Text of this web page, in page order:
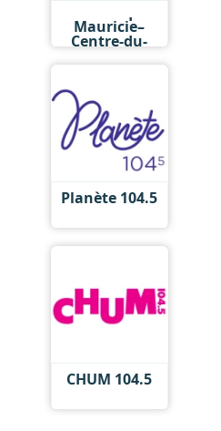
Mauricie–
Centre-du-
Planète 104.5
CHUM 104.5